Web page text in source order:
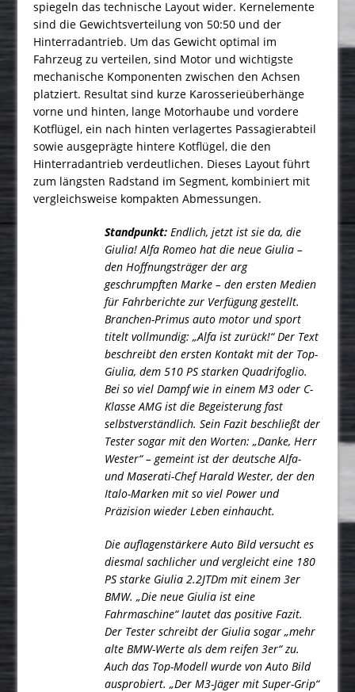
spiegeln das technische Layout wider. Kernelemente
sind die Gewichtsverteilung von 50:50 und der
Hinterradantrieb. Um das Gewicht optimal im
Fahrzeug zu verteilen, sind Motor und wichtigste
mechanische Komponenten zwischen den Achsen
platziert. Resultat sind kurze Karosserieüberhänge
vorne und hinten, lange Motorhaube und vordere
Kotflügel, ein nach hinten verlagertes Passagierabteil
sowie ausgeprägte hintere Kotflügel, die den
Hinterradantrieb verdeut­lichen. Dieses Layout führt
zum längsten Radstand im Segment, kombiniert mit
vergleichsweise kom­pakten Abmessungen.
Standpunkt: Endlich, jetzt ist sie da, die
Giulia! Alfa Romeo hat die neue Giulia –
den Hoffnungsträger der arg
geschrumpften Marke – den ersten Medien
für Fahrberichte zur Verfügung gestellt.
Branchen-Primus auto motor und sport
titelt vollmundig: „Alfa ist zurück!“ Der Text
beschreibt den ersten Kontakt mit der Top-
Giulia, dem 510 PS starken Quadrifoglio.
Bei so viel Dampf wie in einem M3 oder C-
Klasse AMG ist die Begeisterung fast
selbstverständlich. Sein Fazit beschließt der
Tester sogar mit den Worten: „Danke, Herr
Wester“ – gemeint ist der deutsche Alfa-
und Maserati-Chef Harald Wester, der den
Italo-Marken mit so viel Power und
Präzision wieder Leben einhaucht.
Die auflagenstärkere Auto Bild versucht es
diesmal sachlicher und vergleicht eine 180
PS starke Giulia 2.2JTDm mit einem 3er
BMW. „Die neue Giulia ist eine
Fahrmaschine“ lautet das positive Fazit.
Der Tester schreibt der Giulia sogar „mehr
alte BMW-Werte als dem reifen 3er“ zu.
Auch das Top-Modell wurde von Auto Bild
ausprobiert. „Der M3-Jäger mit Super-Grip“